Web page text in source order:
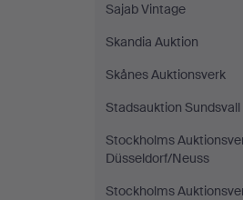
Sajab Vintage
Skandia Auktion
Skånes Auktionsverk
Stadsauktion Sundsvall
Stockholms
Düsseldorf/Neuss
Stockholms